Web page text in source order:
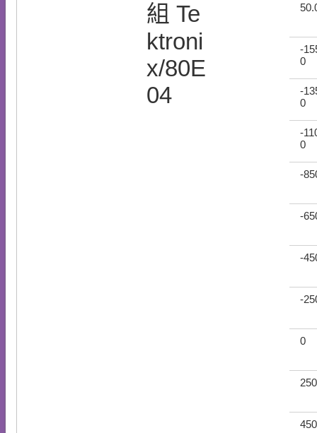
組 Te
ktroni
x/80E
04
-
0
-
0
-
0
-
-
-
-
0
250
450